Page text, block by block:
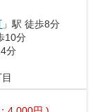
」駅 徒歩8分
10分
分